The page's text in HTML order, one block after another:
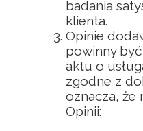
badania
klienta.
Opinie
powinny
aktu o
zgodne z
oznacza, że
Opinii: